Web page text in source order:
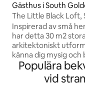
Gästhus i South
ch
The Little Black Loft,
Beach
Inspirerad av små
har detta 30 m2
arkitektoniskt
känna dig mysig och
helst på året. Njut av en 30 sekunders
promenad till
mat, eller mys
Populära
vid